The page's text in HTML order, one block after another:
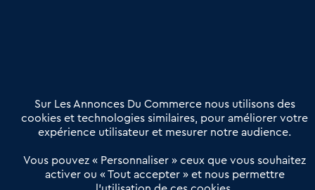
Offres Pro
Actualités
Qui sommes nous ?
Derniers articles
Réseau 3C : un partenaire national dédié aux transactions
Sur Les Annonces Du Commerce nous utilisons des
cookies et technologies similaires, pour améliorer votre
expérience utilisateur et mesurer notre audience.
Vous pouvez « Personnaliser » ceux que vous souhaitez
activer ou « Tout accepter » et nous permettre